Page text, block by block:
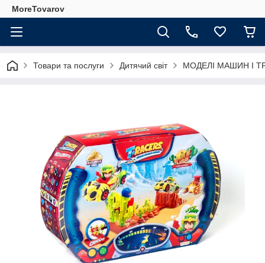
MoreTovarov
Товари та послуги Дитячий світ МОДЕЛІ МАШИН І